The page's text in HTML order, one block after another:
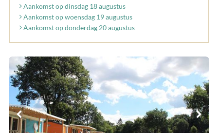
Aankomst op dinsdag 18 augustus
Aankomst op woensdag 19 augustus
Aankomst op donderdag 20 augustus